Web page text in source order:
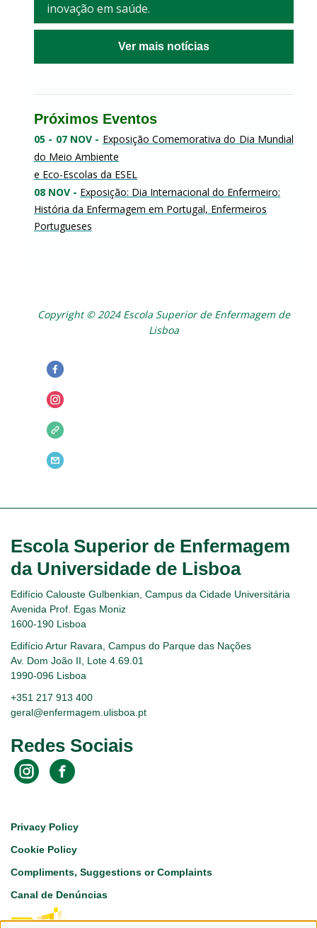
inovação em saúde.
Ver mais notícias
Próximos Eventos
05 - 07 NOV - Exposição Comemorativa do Dia Mundial
do Meio Ambiente
e Eco-Escolas da ESEL
08 NOV - Exposição: Dia Internacional do Enfermeiro:
História da Enfermagem em Portugal, Enfermeiros
Portugueses
Copyright © 2024 Escola Superior de Enfermagem de
Lisboa
Escola Superior de Enfermagem
da Universidade de Lisboa
Edifício Calouste Gulbenkian, Campus da Cidade Universitária
Avenida Prof. Egas Moniz
1600-190 Lisboa
Edifício Artur Ravara, Campus do Parque das Nações
Av. Dom João II, Lote 4.69.01
1990-096 Lisboa
+351 217 913 400
geral@enfermagem.ulisboa.pt
Redes Sociais
Footer
Privacy Policy
Cookie Policy
Compliments, Suggestions or Complaints
Canal de Denúncias